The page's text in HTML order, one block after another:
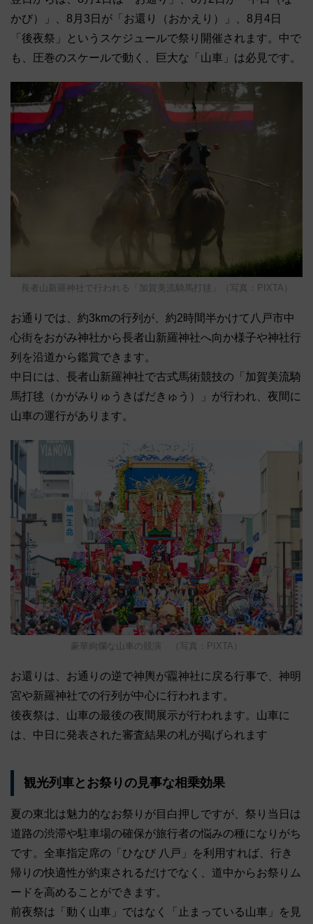
かび）」、8月3日が「お還り（おかえり）」、8月4日
「後夜祭」というスケジュールで祭り開催されます。中で
も、圧巻のスケールで動く、巨大な「山車」は必見です。
長者山新羅神社で行われる「加賀美流騎馬打毬」（写真：PIXTA）
お通りでは、約3kmの行列が、約2時間半かけて八戸市中
心街をおがみ神社から長者山新羅神社へ向か様子や神社行
列を沿道から鑑賞できます。
中日には、長者山新羅神社で古式馬術競技の「加賀美流騎
馬打毬（かがみりゅうきばだきゅう）」が行われ、夜間に
山車の運行があります。
豪華絢爛な山車の競演 （写真：PIXTA）
お還りは、お通りの逆で神輿が龗神社に戻る行事で、神明
宮や新羅神社での行列が中心に行われます。
後夜祭は、山車の最後の夜間展示が行われます。山車に
は、中日に発表された審査結果の札が掲げられます
観光列車とお祭りの見事な相乗効果
夏の東北は魅力的なお祭りが目白押しですが、祭り当日は
道路の渋滞や駐車場の確保が旅行者の悩みの種になりがち
です。全車指定席の「ひなび 八戸」を利用すれば、行き
帰りの快適性が約束されるだけでなく、道中からお祭りム
ードを高めることができます。
前夜祭は「動く山車」ではなく「止まっている山車」を見